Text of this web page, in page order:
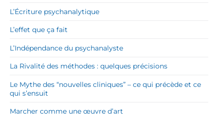
L’Écriture psychanalytique
L’effet que ça fait
L’Indépendance du psychanalyste
La Rivalité des méthodes : quelques précisions
Le Mythe des “nouvelles cliniques” – ce qui précède et ce
qui s’ensuit
Marcher comme une œuvre d’art